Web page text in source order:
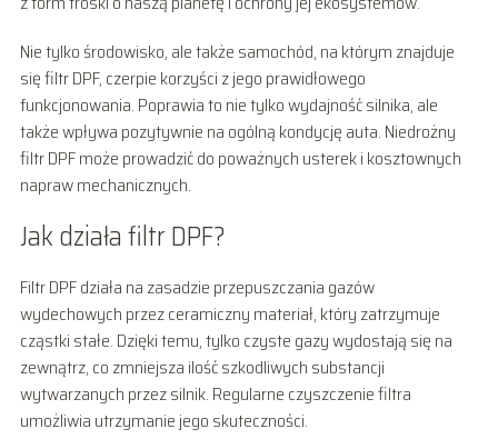
Nie tylko środowisko, ale także samochód, na którym znajduje
się filtr DPF, czerpie korzyści z jego prawidłowego
funkcjonowania. Poprawia to nie tylko wydajność silnika, ale
także wpływa pozytywnie na ogólną kondycję auta. Niedrożny
filtr DPF może prowadzić do poważnych usterek i kosztownych
napraw mechanicznych.
Jak działa filtr DPF?
Filtr DPF działa na zasadzie przepuszczania gazów
wydechowych przez ceramiczny materiał, który zatrzymuje
cząstki stałe. Dzięki temu, tylko czyste gazy wydostają się na
zewnątrz, co zmniejsza ilość szkodliwych substancji
wytwarzanych przez silnik. Regularne czyszczenie filtra
umożliwia utrzymanie jego skuteczności.